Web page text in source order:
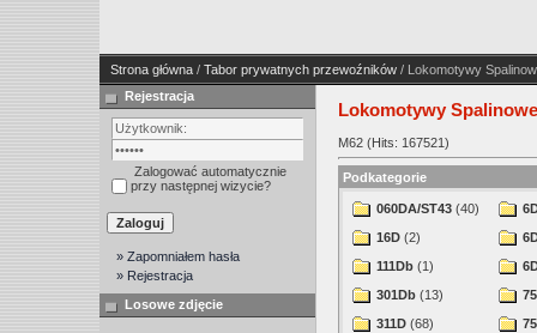
Strona główna / Tabor prywatnych przewoźników / Lokomotywy
Rejestracja
Zalogować automatycznie
przy następnej wizycie?
» Zapomniałem hasła
» Rejestracja
Losowe zdjęcie
Lokomotywy Spalinowe
M62 (Hits: 167521)
Podkategorie
060DA/ST43 (40)
16D (2)
111Db (1)
301Db (13)
311D (68)